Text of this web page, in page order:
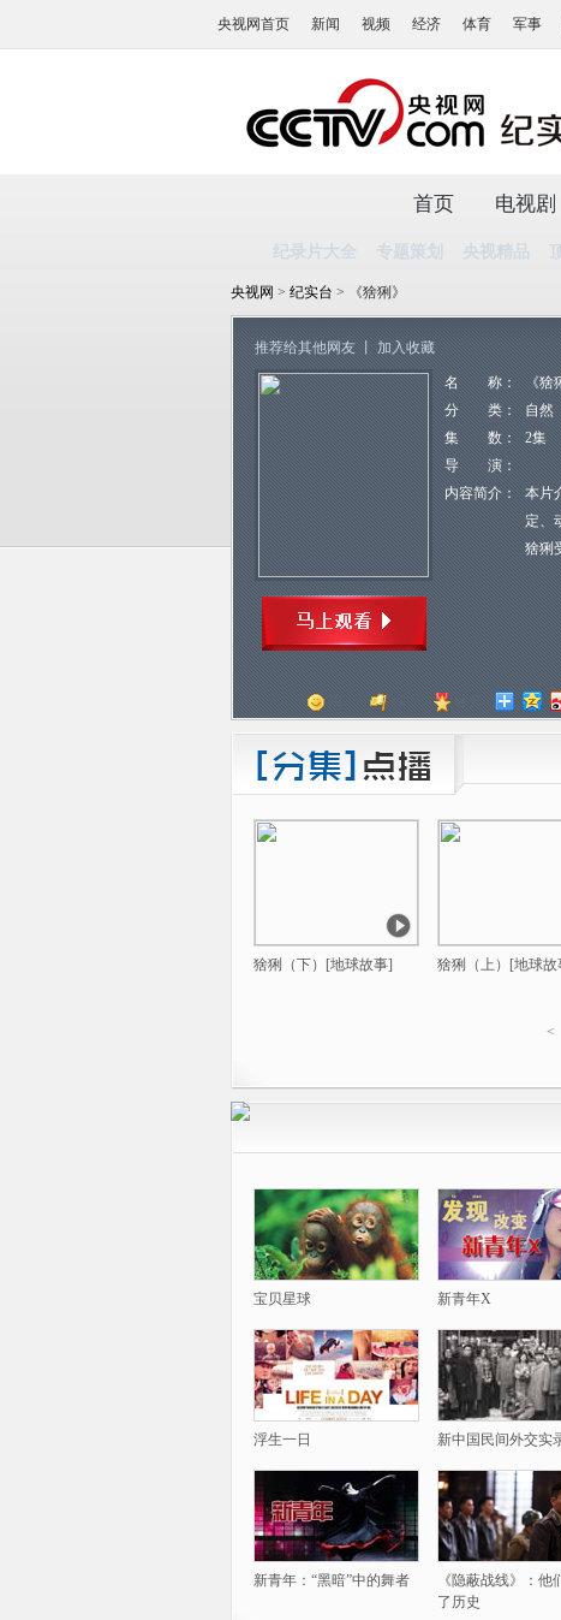
央视网首页 新闻 视频 经济 体育 军事
首页 电视剧
纪录片大全 专题策划 央视精品
央视网 > 纪实台 > 《猞猁》
推荐给其他网友 加入收藏
名 称：
《猞
分 类：
自然
集 数：
2集
导 演：
内容简介：
本片
定、
猞猁
猞猁（下）[地球故事] 猞猁（上）[地球故
<
宝贝星球 新青年X
浮生一日 新中国民间外交实
新青年：“黑暗”中的舞者
《隐蔽战线》：他
了历史